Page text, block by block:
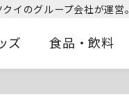
イのグループ会社が運営。
ズ 食品・飲料